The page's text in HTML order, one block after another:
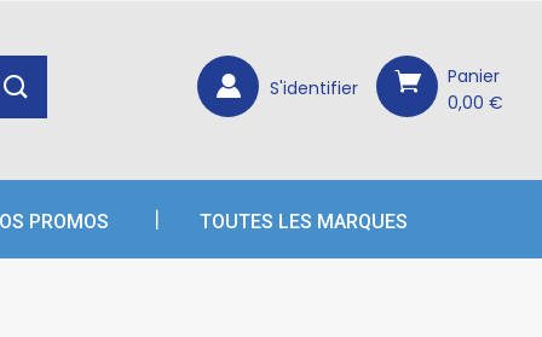
Panier
0,00 €
S'identifier
PROMOS TOUTES LES MARQUES